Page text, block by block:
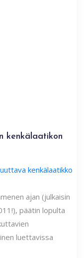
kenkälaatikon
kenkälaatikko
ajan (julkaisin
päätin lopulta
luettavissa